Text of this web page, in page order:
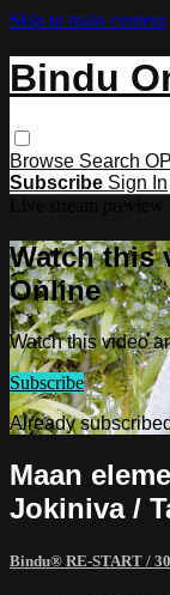
Skip to main content
Bindu
Browse Search
Subscribe Sign In
Watch this
Online
Watch this video
Subscribe
Already
Maan
Jokiniva /
Bindu® RE-START /